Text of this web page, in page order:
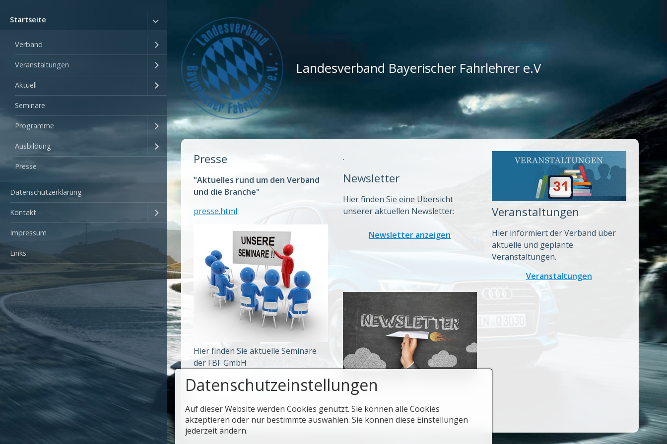
Startseite
Verband
Veranstaltungen
Aktuell
Seminare
Programme
Ausbildung
Presse
Datenschutzerklärung
Kontakt
Impressum
Links
Landesverband Bayerischer Fahrlehrer e.V
Presse
"Aktuelles rund um den Verband
und die Branche"
presse.html
Hier finden Sie aktuelle Seminare
der FBF GmbH
SEMINARE
.
Newsletter
Hier finden Sie eine Übersicht
unserer aktuellen Newsletter:
Newsletter anzeigen
Veranstaltungen
Hier informiert der Verband über
aktuelle und geplante
Veranstaltungen.
Veranstaltungen
Datenschutzeinstellungen
Auf dieser Website werden Cookies genutzt. Sie können alle Cookies
akzeptieren oder nur bestimmte auswählen. Sie können diese Einstellungen
jederzeit ändern.